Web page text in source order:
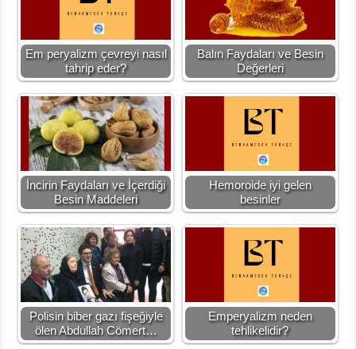
Em peryalizm çevreyi nasıl
tahrip eder?
Balın Faydaları ve Besin
Değerleri
İncirin Faydaları ve İçerdiği
Besin Maddeleri
Hemoroide iyi gelen
besinler
Polisin biber gazı fişeğiyle
ölen Abdullah Cömert…
Emperyalizm neden
tehlikelidir?